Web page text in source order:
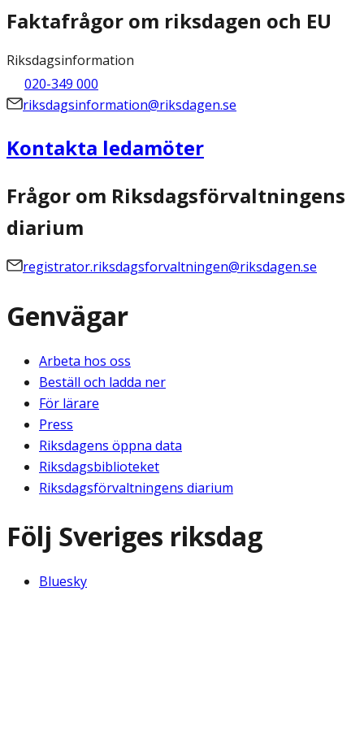
Faktafrågor om riksdagen och EU
Riksdagsinformation
020-349 000
riksdagsinformation@riksdagen.se
Kontakta ledamöter
Frågor om Riksdagsförvaltningens
diarium
registrator.riksdagsforvaltningen@riksdagen.se
Genvägar
Arbeta hos oss
Beställ och ladda ner
För lärare
Press
Riksdagens öppna data
Riksdagsbiblioteket
Riksdagsförvaltningens diarium
Följ Sveriges riksdag
Bluesky